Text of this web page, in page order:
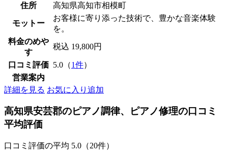
住所
高知県高知市相模町
モットー
お客様に寄り添った技術で、豊かな音楽体験
を。
料金のめや
す
税込 19,800円
口コミ評価 5.0（1件）
営業案内
詳細を見る お気に入り追加
高知県安芸郡のピアノ調律、ピアノ修理の口コミ
平均評価
口コミ評価の平均 5.0（20件）